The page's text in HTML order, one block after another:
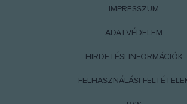
IMPRESSZUM
ADATVÉDELEM
HIRDETÉSI INFORMÁCIÓK
FELHASZNÁLÁSI